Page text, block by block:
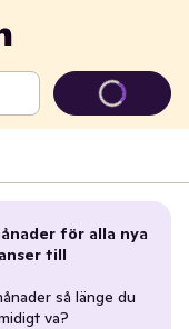
för alla nya
till
så länge du
va?